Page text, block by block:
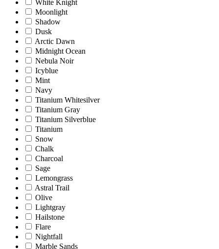
White Knight
Moonlight
Shadow
Dusk
Arctic Dawn
Midnight Ocean
Nebula Noir
Icyblue
Mint
Navy
Titanium Whitesilver
Titanium Gray
Titanium Silverblue
Titanium
Snow
Chalk
Charcoal
Sage
Lemongrass
Astral Trail
Olive
Lightgray
Hailstone
Flare
Nightfall
Marble Sands